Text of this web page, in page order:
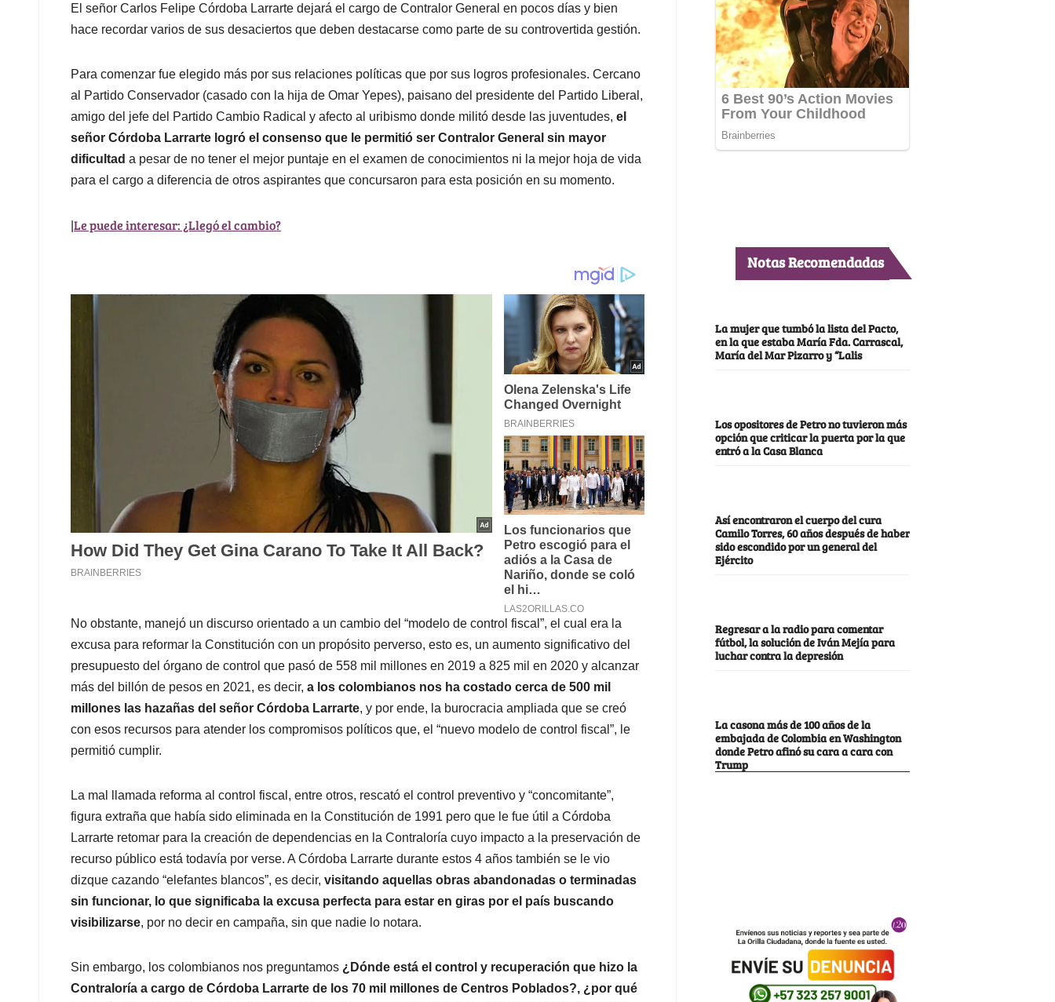
A
p
o
o
d
I
d
s
El señor Carlos Felipe Córdoba Larrarte dejará el cargo de Contralor General en pocos días y bien
hace recordar varios de sus desaciertos que deben destacarse como parte de su controvertida gestión.
Para comenzar fue elegido más por sus relaciones políticas que por sus logros profesionales. Cercano
al Partido Conservador (casado con la hija de Omar Yepes), paisano del presidente del Partido Liberal,
amigo del jefe del Partido Cambio Radical y afecto al uribismo donde militó desde las juventudes, el
señor Córdoba Larrarte logró el consenso que le permitió ser Contralor General sin mayor
dificultad a pesar de no tener el mejor puntaje en el examen de conocimientos ni la mejor hoja de vida
para el cargo a diferencia de otros aspirantes que concursaron para esta posición en su momento.
Le puede interesar: ¿Llegó el cambio?
No obstante, manejó un discurso orientado a un cambio del “modelo de control fiscal”, el cual era la
excusa para reformar la Constitución con un propósito perverso, esto es, un aumento significativo del
presupuesto del órgano de control que pasó de 558 mil millones en 2019 a 825 mil en 2020 y alcanzar
más del billón de pesos en 2021, es decir, a los colombianos nos ha costado cerca de 500 mil
millones las hazañas del señor Córdoba Larrarte, y por ende, la burocracia ampliada que se creó
con esos recursos para atender los compromisos políticos que, el “nuevo modelo de control fiscal”, le
permitió cumplir.
La mal llamada reforma al control fiscal, entre otros, rescató el control preventivo y “concomitante”,
figura extraña que había sido eliminada en la Constitución de 1991 pero que le fue útil a Córdoba
Larrarte retomar para la creación de dependencias en la Contraloría cuyo impacto a la preservación de
recurso público está todavía por verse. A Córdoba Larrarte durante estos 4 años también se le vio
dizque cazando “elefantes blancos”, es decir, visitando aquellas obras abandonadas o terminadas
sin funcionar, lo que significaba la excusa perfecta para estar en giras por el país buscando
visibilizarse, por no decir en campaña, sin que nadie lo notara.
Sin embargo, los colombianos nos preguntamos ¿Dónde está el control y recuperación que hizo la
Contraloría a cargo de Córdoba Larrarte de los 70 mil millones de Centros Poblados?, ¿por qué
Notas Recomendadas
La mujer que tumbó la lista del Pacto,
en la que estaba María Fda. Carrascal,
María del Mar Pizarro y “Lalis
Los opositores de Petro no tuvieron más
opción que criticar la puerta por la que
entró a la Casa Blanca
Así encontraron el cuerpo del cura
Camilo Torres, 60 años después de haber
sido escondido por un general del
Ejército
Regresar a la radio para comentar
fútbol, la solución de Iván Mejía para
luchar contra la depresión
La casona más de 100 años de la
embajada de Colombia en Washington
donde Petro afinó su cara a cara con
Trump